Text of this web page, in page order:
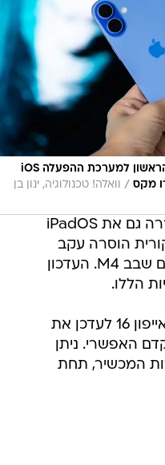
אפל שחררה בסוף השבוע את העדכון הראשון למערכת ההפעלה iOS
/
וואלה! טכנולוגיה, ינון בן
בנוסף לעדכון iOS, אפל שחררה גם את iPadOS
שגרסת 18 המקורית הוסרה עקב
תקלות במכשירי iPad Pro עם שבב M4. העדכון
הללו.
אפל ממליצה לכל משתמשי אייפון 16 לעדכן את
לגרסה 18.0.1 בהקדם האפשרי. ניתן
המכשיר, תחת